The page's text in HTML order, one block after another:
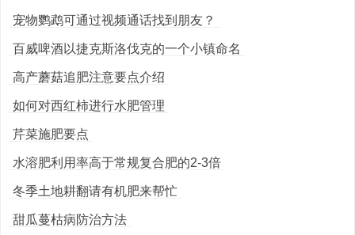
宠物鹦鹉可通过视频通话找到朋友？
百威啤酒以捷克斯洛伐克的一个小镇命名
高产蘑菇追肥注意要点介绍
如何对西红柿进行水肥管理
芹菜施肥要点
水溶肥利用率高于常规复合肥的2-3倍
冬季土地耕翻请有机肥来帮忙
甜瓜蔓枯病防治方法